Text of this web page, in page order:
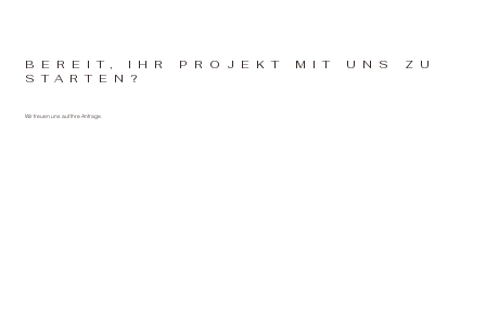
BEREIT, IHR PROJEKT MIT UNS ZU
STARTEN?
Wir freuen uns auf Ihre Anfrage.